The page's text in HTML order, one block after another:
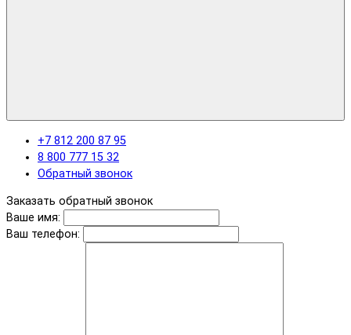
+7 812 200 87 95
8 800 777 15 32
Обратный звонок
Заказать обратный звонок
Ваше имя:
Ваш телефон: